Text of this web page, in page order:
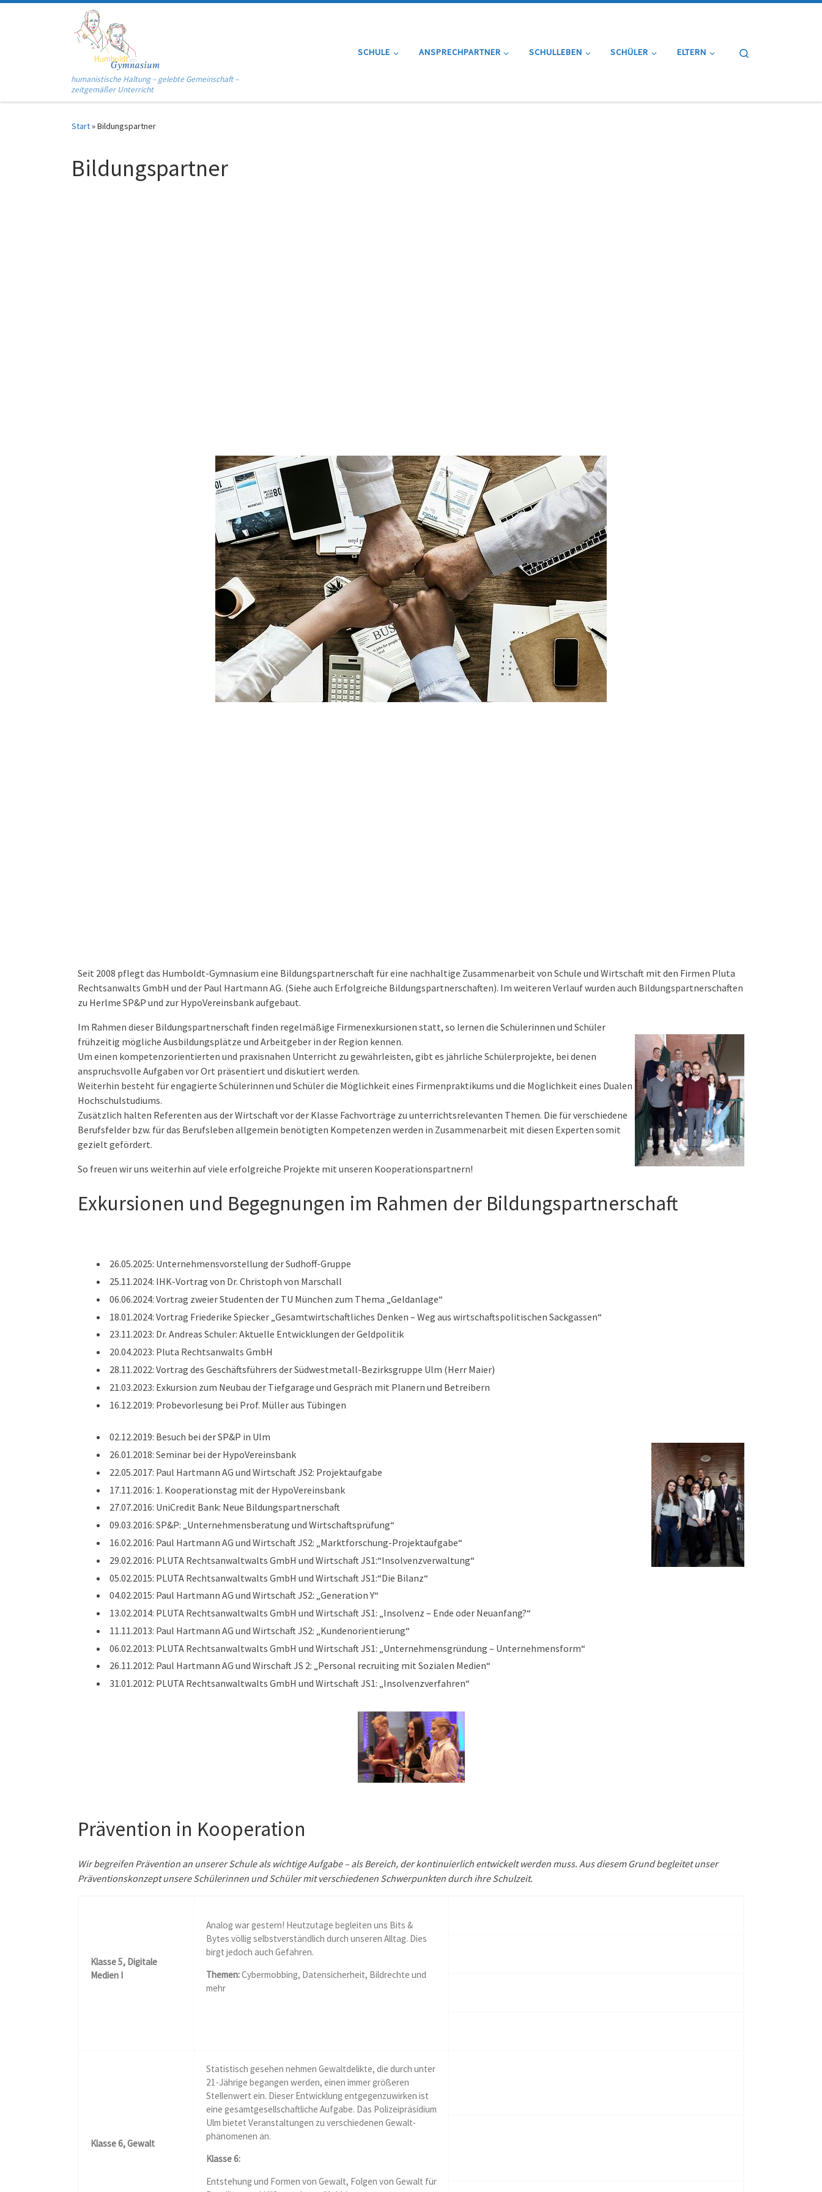
Zum Inhalt springen
humanistische Haltung – gelebte Gemeinschaft –
zeitgemäßer Unterricht
SCHULE ANSPRECHPARTNER SCHULLEBEN SCHÜLER ELTERN
Start»Bildungspartner
Bildungspartner
Seit 2008 pflegt das Humboldt-Gymnasium eine Bildungspartnerschaft für eine nachhaltige Zusammenarbeit von Schule und Wirtschaft mit den Firmen Pluta
Rechtsanwalts GmbH und der Paul Hartmann AG. (Siehe auch Erfolgreiche Bildungspartnerschaften). Im weiteren Verlauf wurden auch Bildungspartnerschaften
zu Herlme SP&P und zur HypoVereinsbank aufgebaut.
Im Rahmen dieser Bildungspartnerschaft finden regelmäßige Firmenexkursionen statt, so lernen die Schülerinnen und Schüler
frühzeitig mögliche Ausbildungsplätze und Arbeitgeber in der Region kennen.
Um einen kompetenzorientierten und praxisnahen Unterricht zu gewährleisten, gibt es jährliche Schülerprojekte, bei denen
anspruchsvolle Aufgaben vor Ort präsentiert und diskutiert werden.
Weiterhin besteht für engagierte Schülerinnen und Schüler die Möglichkeit eines Firmenpraktikums und die Möglichkeit eines Dualen
Hochschulstudiums.
Zusätzlich halten Referenten aus der Wirtschaft vor der Klasse Fachvorträge zu unterrichtsrelevanten Themen. Die für verschiedene
Berufsfelder bzw. für das Berufsleben allgemein benötigten Kompetenzen werden in Zusammenarbeit mit diesen Experten somit
gezielt gefördert.
So freuen wir uns weiterhin auf viele erfolgreiche Projekte mit unseren Kooperationspartnern!
Exkursionen und Begegnungen im Rahmen der Bildungspartnerschaft
26.05.2025: Unternehmensvorstellung der Sudhoff-Gruppe
25.11.2024: IHK-Vortrag von Dr. Christoph von Marschall
06.06.2024: Vortrag zweier Studenten der TU München zum Thema „Geldanlage“
18.01.2024: Vortrag Friederike Spiecker „Gesamtwirtschaftliches Denken – Weg aus wirtschaftspolitischen Sackgassen“
23.11.2023: Dr. Andreas Schuler: Aktuelle Entwicklungen der Geldpolitik
20.04.2023: Pluta Rechtsanwalts GmbH
28.11.2022: Vortrag des Geschäftsführers der Südwestmetall-Bezirksgruppe Ulm (Herr Maier)
21.03.2023: Exkursion zum Neubau der Tiefgarage und Gespräch mit Planern und Betreibern
16.12.2019: Probevorlesung bei Prof. Müller aus Tübingen
02.12.2019: Besuch bei der SP&P in Ulm
26.01.2018: Seminar bei der HypoVereinsbank
22.05.2017: Paul Hartmann AG und Wirtschaft JS2: Projektaufgabe
17.11.2016: 1. Kooperationstag mit der HypoVereinsbank
27.07.2016: UniCredit Bank: Neue Bildungspartnerschaft
09.03.2016: SP&P: „Unternehmensberatung und Wirtschaftsprüfung“
16.02.2016: Paul Hartmann AG und Wirtschaft JS2: „Marktforschung-Projektaufgabe“
29.02.2016: PLUTA Rechtsanwaltwalts GmbH und Wirtschaft JS1:“Insolvenzverwaltung“
05.02.2015: PLUTA Rechtsanwaltwalts GmbH und Wirtschaft JS1:“Die Bilanz“
04.02.2015: Paul Hartmann AG und Wirtschaft JS2: „Generation Y“
13.02.2014: PLUTA Rechtsanwaltwalts GmbH und Wirtschaft JS1: „Insolvenz – Ende oder Neuanfang?“
11.11.2013: Paul Hartmann AG und Wirtschaft JS2: „Kundenorientierung“
06.02.2013: PLUTA Rechtsanwaltwalts GmbH und Wirtschaft JS1: „Unternehmensgründung – Unternehmensform“
26.11.2012: Paul Hartmann AG und Wirschaft JS 2: „Personal recruiting mit Sozialen Medien“
31.01.2012: PLUTA Rechtsanwaltwalts GmbH und Wirtschaft JS1: „Insolvenzverfahren“
Prävention in Kooperation
Wir begreifen Prävention an unserer Schule als wichtige Aufgabe – als Bereich, der kontinuierlich entwickelt werden muss. Aus diesem Grund begleitet unser
Präventionskonzept unsere Schülerinnen und Schüler mit verschiedenen Schwerpunkten durch ihre Schulzeit.
Klasse 5, Digitale
Medien I
Analog war gestern! Heutzutage begleiten uns Bits &
Bytes völlig selbstverständlich durch unseren Alltag. Dies
birgt jedoch auch Gefahren.
Themen:Cybermobbing, Datensicherheit, Bildrechte und
mehr
Klasse 6, Gewalt
Statistisch gesehen nehmen Gewaltdelikte, die durch unter
21-Jährige begangen werden, einen immer größeren
Stellenwert ein. Dieser Entwicklung entgegenzuwirken ist
eine gesamt­gesellschaftliche Aufgabe. Das Polizeipräsidium
Ulm bietet Veranstaltungen zu verschiedenen Gewalt­
phänomenen an.
Klasse 6:
Entstehung und Formen von Gewalt, Folgen von Gewalt für